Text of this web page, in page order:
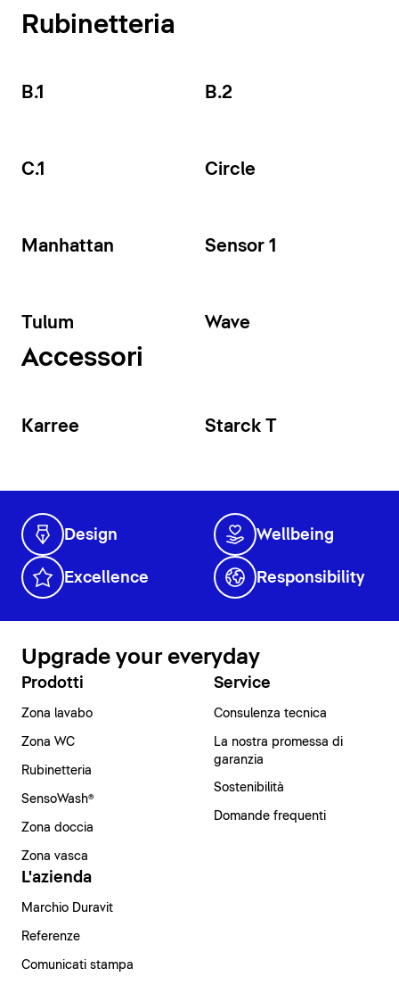
Rubinetteria
B.1 B.2
C.1 Circle
Manhattan Sensor 1
Tulum Wave
Accessori
Karree Starck T
Design Wellbeing
Excellence Responsibility
Upgrade your everyday
Prodotti
Zona lavabo
Zona WC
Rubinetteria
SensoWash®
Zona doccia
Zona vasca
Service
Consulenza tecnica
La nostra promessa di
garanzia
Sostenibilità
Domande frequenti
L'azienda
Marchio Duravit
Referenze
Comunicati stampa